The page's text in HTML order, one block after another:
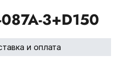
3+D150
и оплата